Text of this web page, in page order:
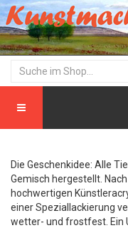
Die Geschenkidee: Alle
Gemisch hergestellt.
hochwertigen
einer Speziallackierung
wetter- und frostfest. Ein